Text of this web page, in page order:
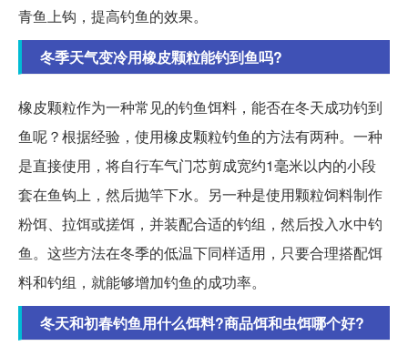
青鱼上钩，提高钓鱼的效果。
冬季天气变冷用橡皮颗粒能钓到鱼吗?
橡皮颗粒作为一种常见的钓鱼饵料，能否在冬天成功钓到
鱼呢？根据经验，使用橡皮颗粒钓鱼的方法有两种。一种
是直接使用，将自行车气门芯剪成宽约1毫米以内的小段
套在鱼钩上，然后抛竿下水。另一种是使用颗粒饲料制作
粉饵、拉饵或搓饵，并装配合适的钓组，然后投入水中钓
鱼。这些方法在冬季的低温下同样适用，只要合理搭配饵
料和钓组，就能够增加钓鱼的成功率。
冬天和初春钓鱼用什么饵料?商品饵和虫饵哪个好?